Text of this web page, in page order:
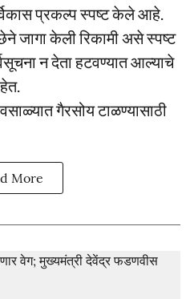
प्रकल्प स्पष्ट केले आहे.
जागा केली रिकामी असे स्पष्ट
न देता हटवण्यात आल्याचे
गैरसोय टाळण्यासाठी
More